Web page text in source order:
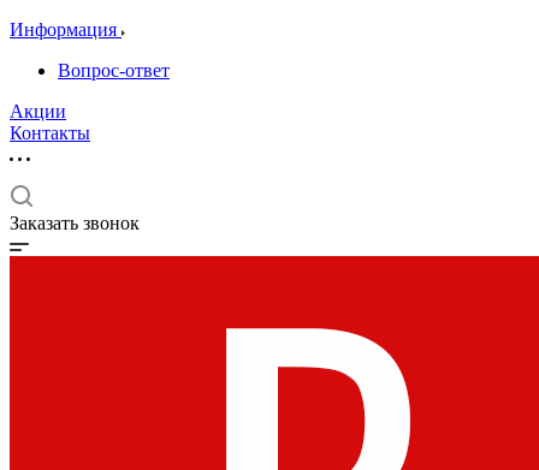
Информация
Вопрос-ответ
Акции
Контакты
Заказать звонок